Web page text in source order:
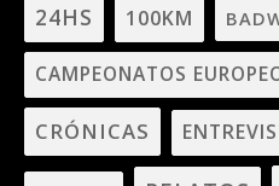
24HS 100KM
CAMPEONATOS
CRÓNICAS